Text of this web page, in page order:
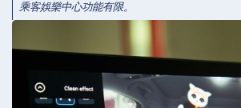
乘客娛樂中心功能有限。